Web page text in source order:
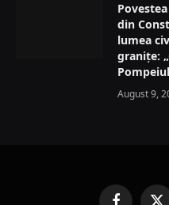
din
lumea
granițe:
August 9,